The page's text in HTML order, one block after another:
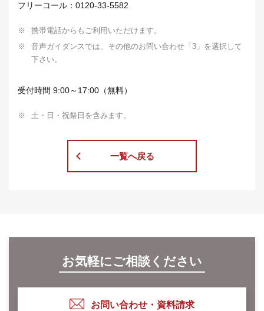
フリーコール：0120-33-5582
※
携帯電話からもご利用いただけます。
※
音声ガイダンスでは、その他のお問い合わせ「3」を選択して
下さい。
受付時間 9:00～17:00（無料）
※ 土・日・祝祭日を含みます。
一覧へ戻る
お気軽にご相談ください
お問い合わせ・資料請求